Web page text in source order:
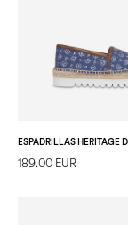
189.00 EUR